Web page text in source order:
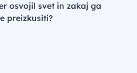
osvojil svet in zakaj ga
preizkusiti?